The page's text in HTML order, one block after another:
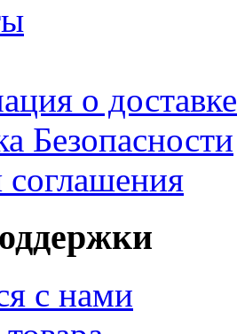
о доставке
Безопасности
соглашения
с нами